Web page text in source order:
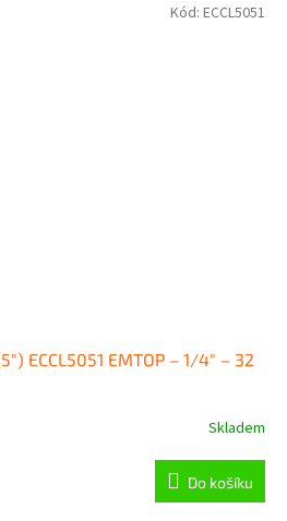
ECCL5051 EMTOP – 1/4" – 32
Skladem
Do košíku
Kód: ECCL5051